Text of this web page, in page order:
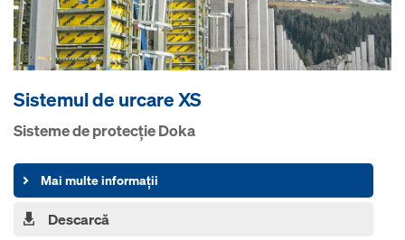
Sistemul de urcare XS
Sisteme de protecţie Doka
Mai multe informații
Descarcă